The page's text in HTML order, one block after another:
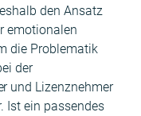
den Ansatz
emo­tionalen
die Prob­lematik
der
und Lizen­znehmer
Ist ein passendes